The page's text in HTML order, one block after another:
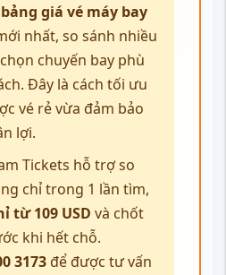
bảng giá vé máy bay
nhất, so sánh nhiều
chuyến bay phù
Đây là cách tối ưu
vé rẻ vừa đảm bảo
lợi.
Tickets hỗ trợ so
chỉ trong 1 lần tìm,
từ 109 USD và chốt
khi hết chỗ.
3173để được tư vấn